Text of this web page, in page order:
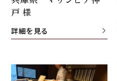
戸 様
詳細を見る